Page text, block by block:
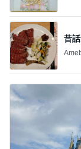
昔